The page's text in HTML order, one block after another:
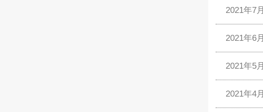
2021年7月
2021年6月
2021年5月
2021年4月